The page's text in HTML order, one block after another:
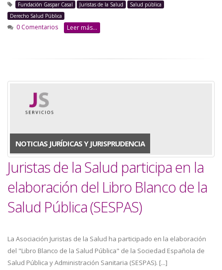
Fundación Gaspar Casal Juristas de la Salud
Salud pública
Derecho Salud Pública
0 Comentarios Leer más...
NOTICIAS JURÍDICAS Y JURISPRUDENCIA
Juristas de la Salud participa en la
elaboración del Libro Blanco de la
Salud Pública (SESPAS)
La Asociación Juristas de la Salud ha participado en la elaboración
del "Libro Blanco de la Salud Pública" de la Sociedad Española de
Salud Pública y Administración Sanitaria (SESPAS). [...]